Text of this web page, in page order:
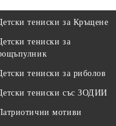
тениски за Кръщене
тениски за
тениски за риболов
тениски със ЗОДИИ
мотиви